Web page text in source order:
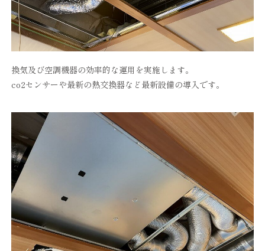
換気及び空調機器の効率的な運用を実施します。
co2センサーや最新の熱交換器など最新設備の導入です。